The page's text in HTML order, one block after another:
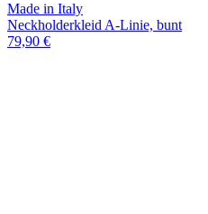
Made in Italy
Neckholderkleid A-Linie, bunt
79,90 €